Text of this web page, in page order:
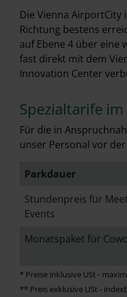
Die Vienna AirportCity
Richtung bestens
auf Ebene 4 über eine
fast direkt mit dem
Innovation Center
Spezialtarife
Für die in
unser Personal vor
Parkdauer
Stundenpreis für
Events
Monatspaket für
* Preise inklusive USt -
** Preis exklusive USt -